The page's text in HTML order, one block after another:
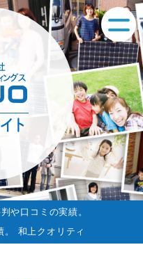
や口コミの実績。
。 和上クオリティ